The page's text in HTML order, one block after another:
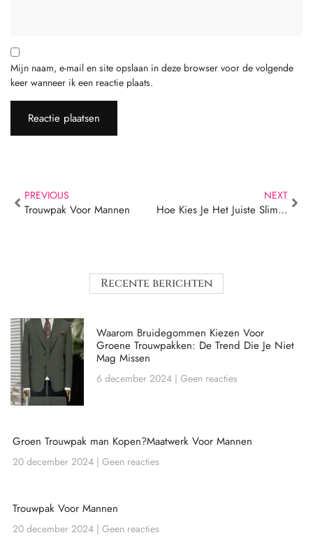
Mijn naam, e-mail en site opslaan in deze browser voor de volgende
keer wanneer ik een reactie plaats.
PREVIOUS
Trouwpak Voor Mannen
NEXT
Hoe Kies Je Het Juiste Slim Fit Pak Heren Voor Jouw Lichaamstype?
Recente berichten
Waarom Bruidegommen Kiezen Voor
Groene Trouwpakken: De Trend Die Je Niet
Mag Missen
6 december 2024 Geen reacties
Groen Trouwpak man Kopen?Maatwerk Voor Mannen
20 december 2024 Geen reacties
Trouwpak Voor Mannen
20 december 2024 Geen reacties